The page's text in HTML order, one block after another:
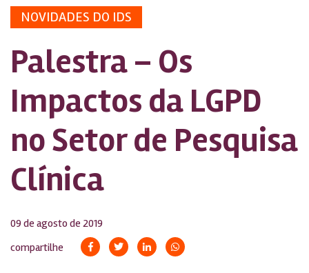
NOVIDADES DO IDS
Palestra – Os
Impactos da LGPD
no Setor de Pesquisa
Clínica
09 de agosto de 2019
compartilhe